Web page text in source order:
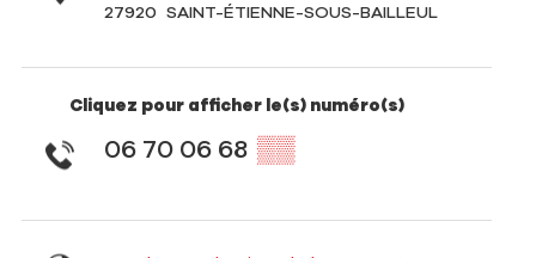
27920
SAINT-ÉTIENNE-SOUS-BAILLEUL
Cliquez pour afficher le(s) numéro(s)
06 70 06 68 ▒▒